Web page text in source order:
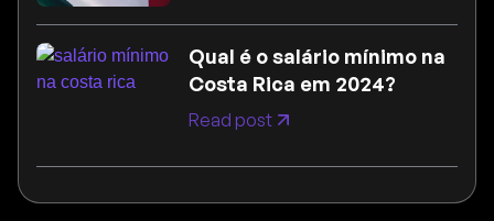
Qual é o salário mínimo na
Costa Rica em 2024?
Read post